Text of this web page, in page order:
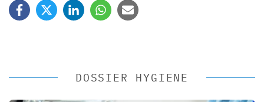
DOSSIER HYGIENE